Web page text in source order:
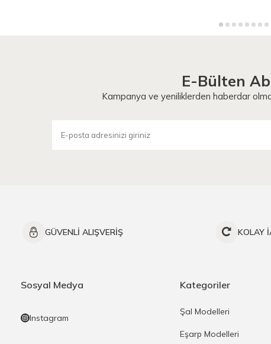
E-Bülten
Kampanya ve yeniliklerden haberdar
GÜVENLİ ALIŞVERİŞ KOLAY
Sosyal Medya
Instagram
Kategoriler
Şal Modelleri
Eşarp Modelleri